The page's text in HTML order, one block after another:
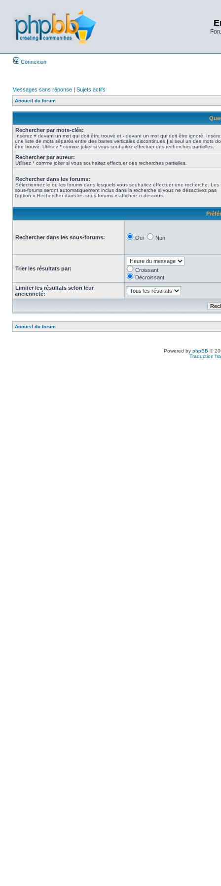
Connexion
Messages sans réponse | Sujets actifs
Accueil du forum
Rechercher par mots-clés:
Insérez + devant un mot qui doit être trouvé et - devant un mot qui doit être ignoré.
une liste de mots séparés entre des barres verticales discontinues | si seul un des mots
être trouvé. Utilisez * comme joker si vous souhaitez effectuer des recherches partielles.
Rechercher par auteur:
Utilisez * comme joker si vous souhaitez effectuer des recherches partielles.
Rechercher dans les forums:
Sélectionnez le ou les forums dans lesquels vous souhaitez effectuer une recherche. Les
sous-forums seront automatiquement inclus dans la recherche si vous ne désactivez pas
l’option « Rechercher dans les sous-forums » affichée ci-dessous.
Rechercher dans les sous-forums: Oui Non
Trier les résultats par:
Croissant
Décroissant
Limiter les résultats selon leur
ancienneté:
Accueil du forum
Powered by phpBB ©
Traduction